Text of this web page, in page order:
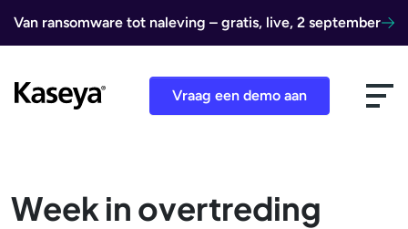
Van ransomware tot naleving – gratis, live, 2 september
Vraag een demo aan
Week in overtreding